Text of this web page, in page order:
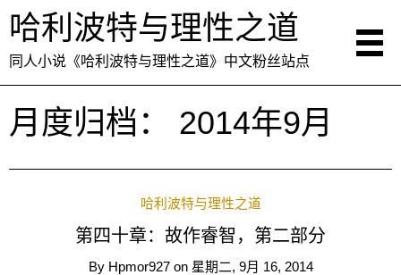
哈利波特与理性之道
同人小说《哈利波特与理性之道》中文粉丝站点
月度归档： 2014年9月
哈利波特与理性之道
第四十章：故作睿智，第二部分
By Hpmor927 on 星期二, 9月 16, 2014